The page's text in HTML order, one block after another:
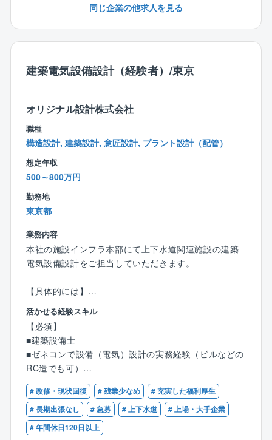
プラント運営を支援
【担当物件】
安全な水を供給するための浄水施設、水を自然に還す
浄化施設、工場など
産業用の水循環システムや汚水処理施設、上水道施
設・下水道施設といった水に関わる施設。
【入社後の流れ】
システム設計、機器配置設計、プラント配管設計など
の経験を活かし、水インフラプラントにおける設計業
入社後は、各種設計業務に加えて、資機材搬入計画や
作業手順の立案を含む仮設計画にも携わり、設計と施
工の両面からプロジェクト全体を支えるポジションと
してご活躍いただきます。
将来的には、プロジェクトの初期段階から関与し、設
計と現場の橋渡し役としての調整・推進業務や、複数
のマネジメント層としてのキャリアを築いていただく
ことを期待しています。
【働く環境】
同社ではスキルに応じた評価制度を設ける等、長く安
心してキャリアを積める環境を整えております。また
福利厚生では、年に1度自己負担なしの人間ドックを受
診できる制度や、病気やケガにより長期間に渡って就
業が不能になったときの所得を補償する制度など、健
■AutoCAD経験者
【歓迎】
⇒クライアントに対して的確なアドバイスや提案を
⇒課題解決型のアプローチを用いて、顧客のニーズ
に応える提案を行った経験をお持ちの方
同じ企業の他求人を見る
建築電気設備設計（経験者）/東京
オリジナル設計株式会社
職種
構造設計, 建築設計, 意匠設計, プラント設計（配管）
想定年収
500～800万円
勤務地
東京都
業務内容
本社の施設インフラ本部にて上下水道関連施設の建築
電気設備設計をご担当していただきます。
【具体的には】
1.電灯設備
2.動⼒設備
3.構内交換設備
4.拡声設備
5.雷保護設備
6.⾃動⽕災報知設備
【オリジナル設計社について】
上下水道を中心とした水インフラ整備における建設コ
ンサルタント業務を主軸に、東証スタンダード市場に
活かせる経験スキル
【必須】
■建築設備士
■ゼネコンで設備（電気）設計の実務経験（ビルなどの
RC造でも可）
【歓迎】
■設備設計1級建築士
■上下水道施設の設備設計の実務経験
# 改修・現状回復 # 残業少なめ
# 充実した福利厚生
# 長期出張なし
# 急募 # 上下水道
# 上場・大手企業
# 年間休日120日以上